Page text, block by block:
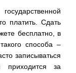
платить. Сдать
бесплатно, в
способа –
записываться
за